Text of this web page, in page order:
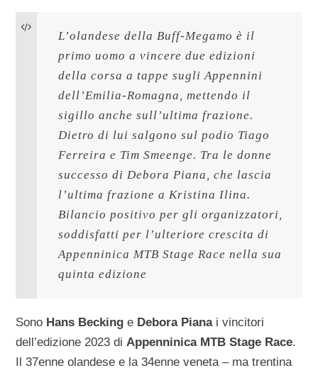
L’olandese della Buff-Megamo è il
primo uomo a vincere due edizioni
della corsa a tappe sugli Appennini
dell’Emilia-Romagna, mettendo il
sigillo anche sull’ultima frazione.
Dietro di lui salgono sul podio Tiago
Ferreira e Tim Smeenge. Tra le donne
successo di Debora Piana, che lascia
l’ultima frazione a Kristina Ilina.
Bilancio positivo per gli organizzatori,
soddisfatti per l’ulteriore crescita di
Appenninica MTB Stage Race nella sua
quinta edizione
Sono Hans Becking e Debora Pianai vincitori
dell’edizione 2023 di Appenninica MTB Stage Race.
Il 37enne olandese e la 34enne veneta – ma trentina